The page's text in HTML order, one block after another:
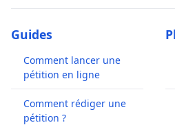
Guides
Comment lancer une
pétition en ligne
Comment rédiger une
pétition ?